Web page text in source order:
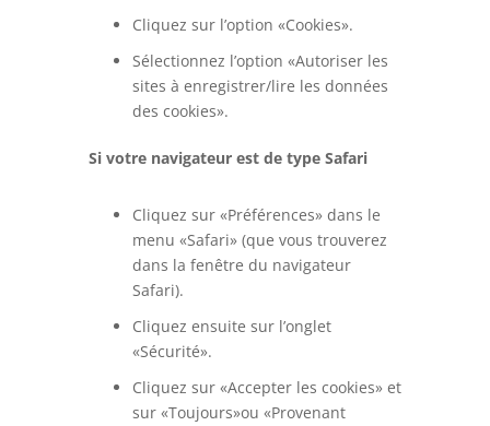
Cliquez sur l’option «Cookies».
Sélectionnez l’option «Autoriser les
sites à enregistrer/lire les données
des cookies».
Si votre navigateur est de type Safari
Cliquez sur «Préférences» dans le
menu «Safari» (que vous trouverez
dans la fenêtre du navigateur
Safari).
Cliquez ensuite sur l’onglet
«Sécurité».
Cliquez sur «Accepter les cookies» et
sur «Toujours»ou «Provenant